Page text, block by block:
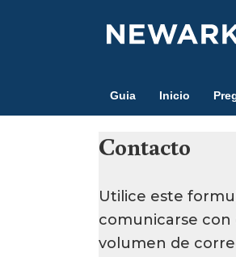
Guia Inicio
Contacto
Utilice este
comunicarse con
volumen de